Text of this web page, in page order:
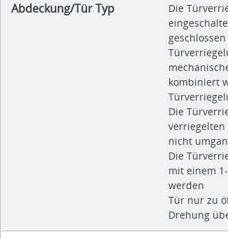
Abdeckung/Tür Typ
Die
kombiniert
Die
verriegelten
nicht
Die
mit einem
werden
Tür nur zu
Drehung